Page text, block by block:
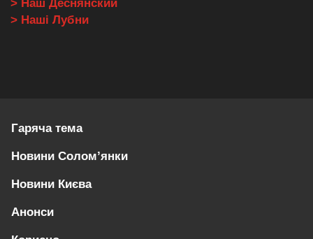
> Наш Деснянский
> Наші Лубни
Гаряча тема
Новини Солом’янки
Новини Києва
Анонси